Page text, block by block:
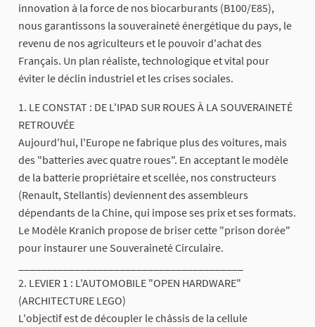
innovation à la force de nos biocarburants (B100/E85),
nous garantissons la souveraineté énergétique du pays, le
revenu de nos agriculteurs et le pouvoir d'achat des
Français. Un plan réaliste, technologique et vital pour
éviter le déclin industriel et les crises sociales.
1. LE CONSTAT : DE L'IPAD SUR ROUES À LA SOUVERAINETÉ
RETROUVÉE
Aujourd'hui, l'Europe ne fabrique plus des voitures, mais
des "batteries avec quatre roues". En acceptant le modèle
de la batterie propriétaire et scellée, nos constructeurs
(Renault, Stellantis) deviennent des assembleurs
dépendants de la Chine, qui impose ses prix et ses formats.
Le Modèle Kranich propose de briser cette "prison dorée"
pour instaurer une Souveraineté Circulaire.
2. LEVIER 1 : L'AUTOMOBILE "OPEN HARDWARE"
(ARCHITECTURE LEGO)
L'objectif est de découpler le châssis de la cellule